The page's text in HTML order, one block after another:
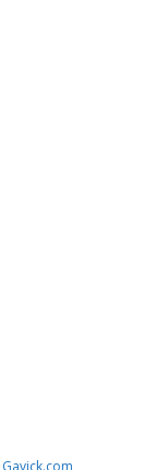
Gavick.com